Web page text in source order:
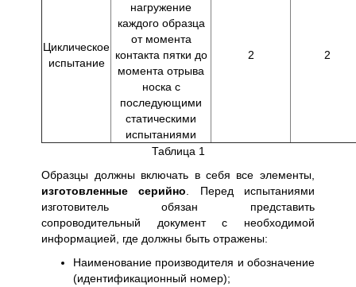
Циклическое
испытание
нагружение
каждого образца
от момента
контакта пятки до
момента отрыва
носка с
последующими
статическими
испытаниями
2 2
Таблица 1
Образцы должны включать в себя все элементы,
изготовленные серийно . Перед испытаниями
изготовитель обязан представить
сопроводительный документ с необходимой
информацией, где должны быть отражены:
Наименование производителя и обозначение
(идентификационный номер);